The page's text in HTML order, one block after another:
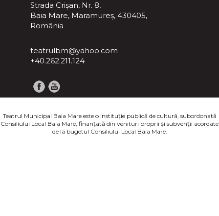
Strada Crișan, Nr. 8,
Baia Mare, Maramureş, 430405,
România
teatrulbm@yahoo.com
+40.262.211.124
Teatrul Municipal Baia Mare este o instituţie publică de cultură, subordonată
Consiliului Local Baia Mare, finanţată din venituri proprii şi subvenţii acordate
de la bugetul Consiliului Local Baia Mare.